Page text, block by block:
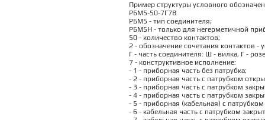
Пример структуры условного
РБМ5-50-7Г7В
РБМ5 - тип соединителя;
РБМ5Н - только для негерметичной
50 - количество контактов;
2 - обозначение сочетания контактов -
Г - часть соединителя: Ш - вилка, Г -
7 - конструктивное исполнение:
- 1 - приборная часть без патрубка;
- 2 - приборная часть с патрубком
- 3 - приборная часть с патрубком
- 4 - приборная часть с патрубком
- 5 - приборная (кабельная) с
- 6 - кабельная часть с патрубком